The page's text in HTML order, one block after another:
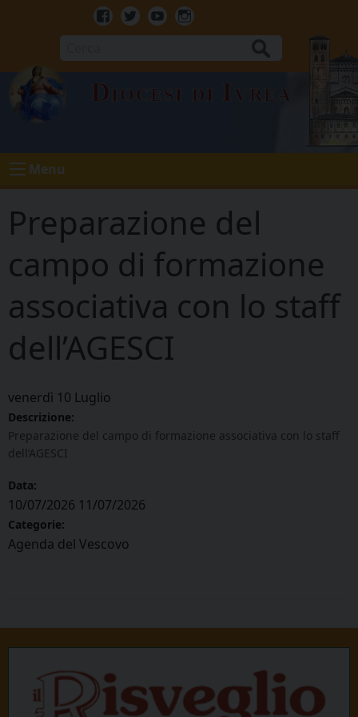
Facebook
TwitterYoutubeInstagram
Diocesi di Ivrea
Menu
Preparazione del
campo di formazione
associativa con lo staff
dell’AGESCI
venerdì 10 Luglio
Descrizione:
Preparazione del campo di formazione associativa con lo staff
dell’AGESCI
Data:
10/07/2026 11/07/2026
Categorie:
Agenda del Vescovo